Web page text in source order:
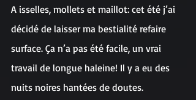
A isselles, mollets et maillot: cet été j’ai
décidé de laisser ma bestialité refaire
surface. Ça n’a pas été facile, un vrai
travail de longue haleine! Il y a eu des
nuits noires hantées de doutes.